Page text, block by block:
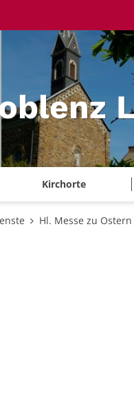
Kirchorte
Hl. Messe zu Ostern